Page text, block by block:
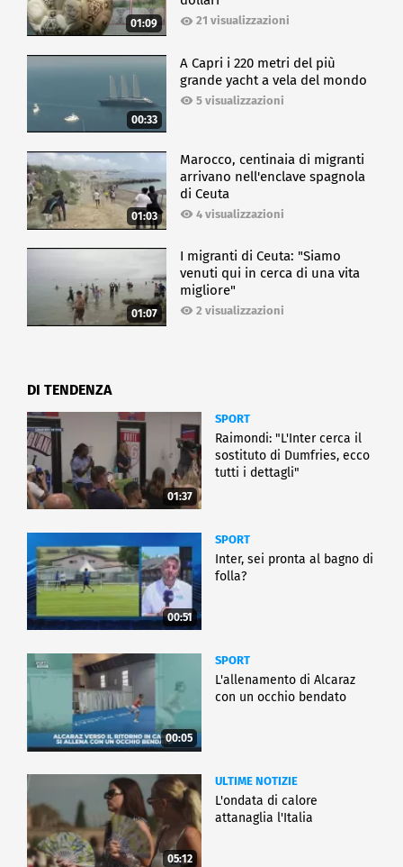
01:09 21 visualizzazioni
00:33
A Capri i 220 metri del più
grande yacht a vela del mondo
5 visualizzazioni
01:03
Marocco, centinaia di migranti
arrivano nell'enclave spagnola
di Ceuta
4 visualizzazioni
01:07
I migranti di Ceuta: "Siamo
venuti qui in cerca di una vita
migliore"
2 visualizzazioni
DI TENDENZA
01:37
SPORT
Raimondi: "L'Inter cerca il
sostituto di Dumfries, ecco
tutti i dettagli"
00:51
SPORT
Inter, sei pronta al bagno di
folla?
00:05
SPORT
L'allenamento di Alcaraz
con un occhio bendato
05:12
ULTIME NOTIZIE
L'ondata di calore
attanaglia l'Italia